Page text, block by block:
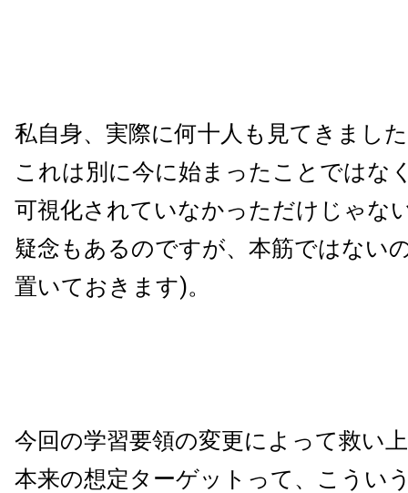
私自身、実際に何十人も見てきまし
これは別に今に始まったことではな
可視化されていなかっただけじゃな
疑念もあるのですが、本筋ではない
置いておきます)。
今回の学習要領の変更によって救い
本来の想定ターゲットって、こうい